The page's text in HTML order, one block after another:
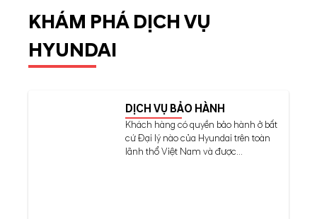
KHÁM PHÁ DỊCH VỤ
HYUNDAI
DỊCH VỤ BẢO HÀNH
Khách hàng có quyền bảo hành ở bất
cứ Đại lý nào của Hyundai trên toàn
lãnh thổ Việt Nam và được...